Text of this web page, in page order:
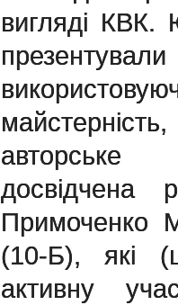
вигляді КВК.
авторське
досвідчена
(10-Б), які
активну